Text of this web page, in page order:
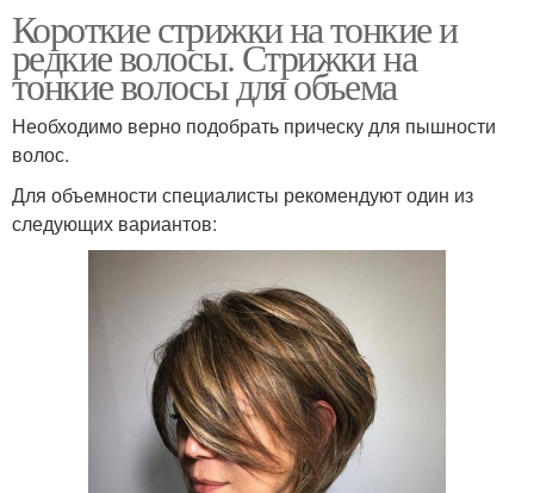
Короткие стрижки на тонкие и
редкие волосы. Стрижки на
тонкие волосы для объема
Необходимо верно подобрать прическу для пышности
волос.
Для объемности специалисты рекомендуют один из
следующих вариантов: